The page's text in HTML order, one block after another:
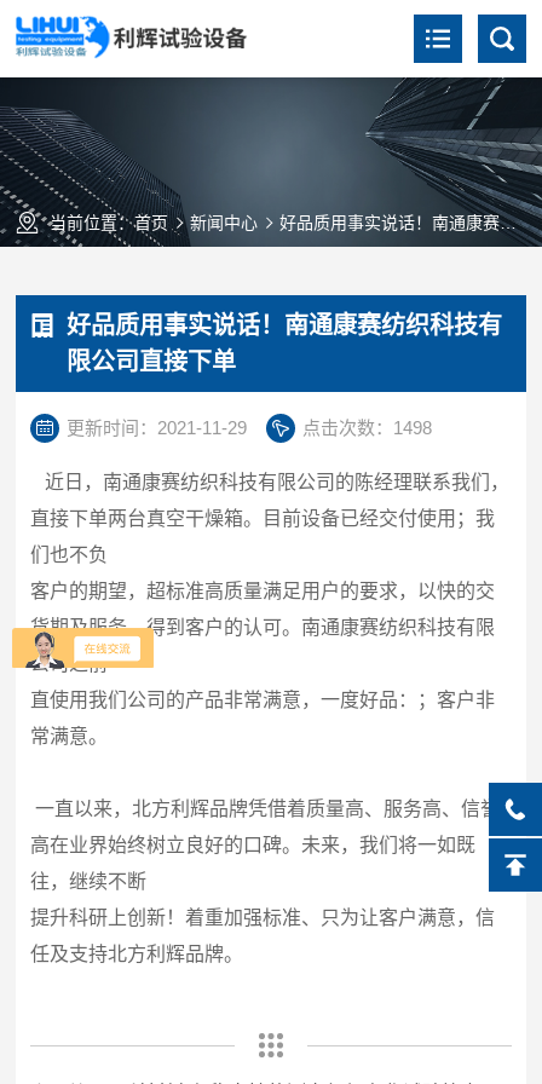
当前位置：首页 新闻中心 好品质用事实说话！南通康赛纺织科技有限公司直接下单
好品质用事实说话！南通康赛纺织科技有
限公司直接下单
更新时间：2021-11-29 点击次数：1498
近日，南通康赛纺织科技有限公司的陈经理联系我们，
直接下单两台真空干燥箱。目前设备已经交付使用；我
们也不负
客户的期望，超标准高质量满足用户的要求，以快的交
货期及服务，得到客户的认可。南通康赛纺织科技有限
公司之前一
直使用我们公司的产品非常满意，一度好品：；客户非
常满意。
一直以来，北方利辉品牌凭借着质量高、服务高、信誉
高在业界始终树立良好的口碑。未来，我们将一如既
往，继续不断
提升科研上创新！着重加强标准、只为让客户满意，信
任及支持北方利辉品牌。